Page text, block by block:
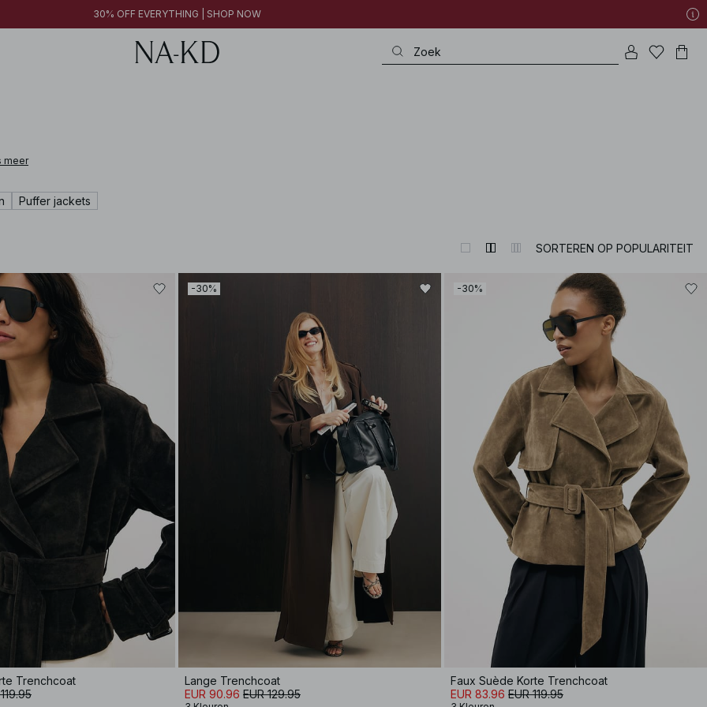
30% OFF EVERYTHING | SHOP NOW
meer
Puffer jackets
SORTEREN OP POPULARITEIT
Trenchcoat
-30%
Lange Trenchcoat
EUR 90.96 EUR 129.95
-30%
Faux Suède Korte Trenchcoat
EUR 83.96 EUR 119.95